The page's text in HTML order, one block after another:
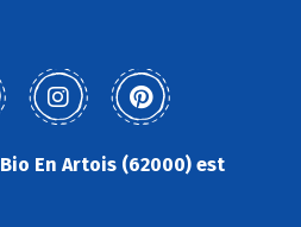
En Artois (62000) est